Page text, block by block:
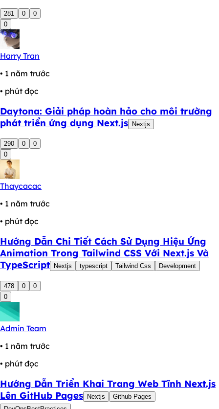
281 0
0
0
Harry Tran
• 1 năm trước
• phút đọc
Daytona: Giải pháp hoàn hảo cho môi trường
phát triển ứng dụng Next.js Nextjs
290 0
0
0
Thaycacac
• 1 năm trước
• phút đọc
Hướng Dẫn Chi Tiết Cách Sử Dụng Hiệu Ứng
Animation Trong Tailwind CSS Với Next.js Và
TypeScript
Nextjs typescript Tailwind Css Development
478 0
0
0
Admin Team
• 1 năm trước
• phút đọc
Hướng Dẫn Triển Khai Trang Web Tĩnh Next.js
Lên GitHub Pages Nextjs
Github Pages